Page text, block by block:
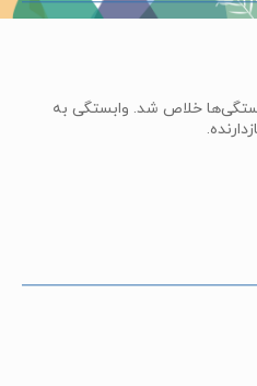
خلاص شد. وابستگی به